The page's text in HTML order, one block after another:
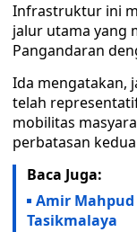
Infrastruktur ini
jalur utama yang
Pangandaran
​Ida mengatakan,
telah
mobilitas
perbatasan
Baca Juga:
Amir
Tasikmalaya